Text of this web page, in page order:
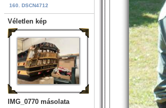
160. DSCN4712
Véletlen kép
IMG_0770 másolata